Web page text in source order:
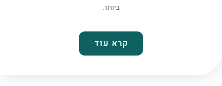
ביותר.
קרא עוד